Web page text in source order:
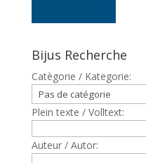
Bijus Recherche
Catègorie / Kategorie:
Plein texte / Volltext:
Auteur / Autor: